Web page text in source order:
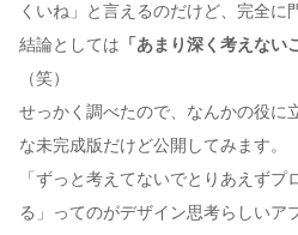
くいね」と言えるのだけど、完全に
結論としては 「あまり深く考えない
（笑）
せっかく調べたので、なんかの役に
な未完成版だけど公開してみます。
「ずっと考えてないでとりあえず
る」ってのがデザイン思考らしいア